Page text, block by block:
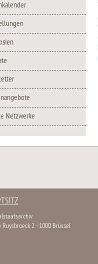
Netzwerke
Ruysbroeck 2 - 1000 Brüssel